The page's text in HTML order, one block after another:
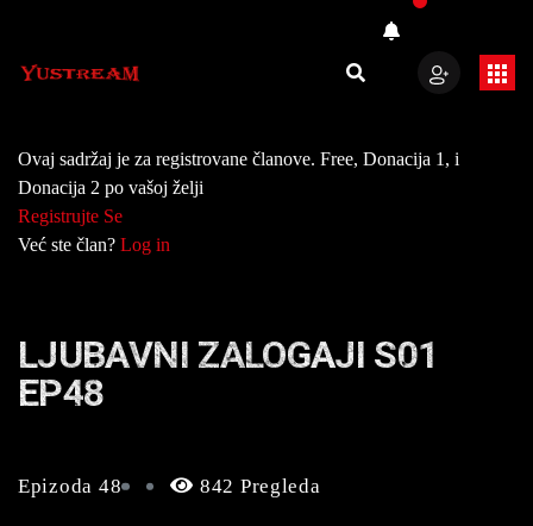
Ovaj sadržaj je za registrovane članove. Free, Donacija 1, i
Donacija 2 po vašoj želji
Registrujte Se
Već ste član? Log in
LJUBAVNI ZALOGAJI S01
EP48
Epizoda 48 842 Pregleda